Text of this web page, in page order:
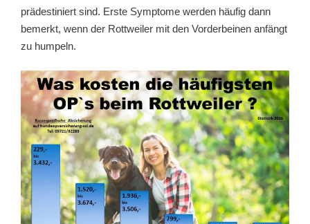
prädestiniert sind. Erste Symptome werden häufig dann
bemerkt, wenn der Rottweiler mit den Vorderbeinen anfängt
zu humpeln.